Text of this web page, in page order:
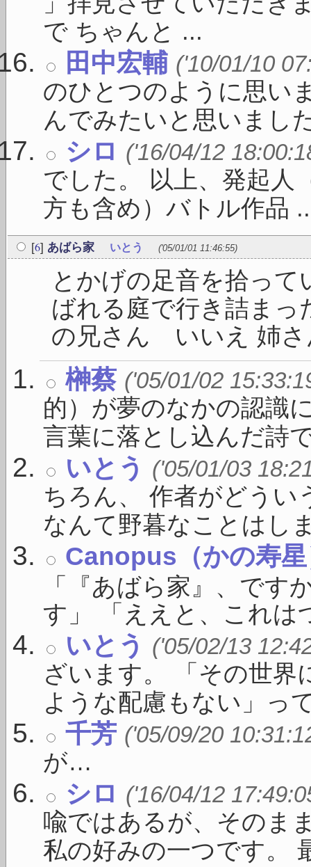
で ちゃんと ...
田中宏輔 ('10/01/10
のひとつのように思い
んでみたいと思いまし
シロ ('16/04/12
でした。 以上、発起人
方も含め）バトル作品
[6] あばら家 いとう ('05/01/01 11:46:55)
とかげの足音を拾っ
ばれる庭で行き詰まっ
の兄さん いいえ 姉さ
榊蔡 ('05/01/02
的）が夢のなかの認識
言葉に落とし込んだ詩
いとう ('05/01/03
ちろん、 作者がどうい
なんて野暮なことはし
Canopus（かの寿
「『あばら家』、です
す」 「ええと、これは
いとう ('05/02/13
ざいます。 「その世界
ような配慮もない」っ
千芳 ('05/09/20
が…
シロ ('16/04/12
喩ではあるが、そのま
私の好みの一つです。